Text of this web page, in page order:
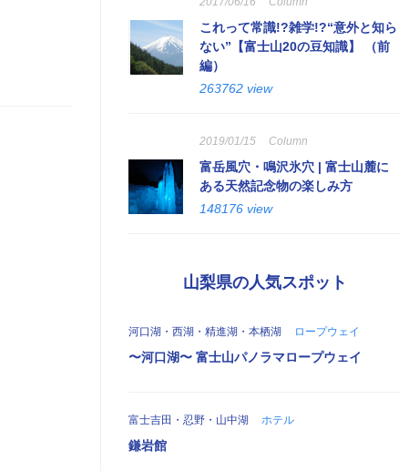
これって常識!?雑学!?“意外と知ら
ない”【富士山20の豆知識】 （前
編）
263762 view
2019/01/15 Column
富岳風穴・鳴沢氷穴 | 富士山麓に
ある天然記念物の楽しみ方
148176 view
山梨県の人気スポット
河口湖・西湖・精進湖・本栖湖 ロープウェイ
〜河口湖〜 富士山パノラマロープウェイ
富士吉田・忍野・山中湖 ホテル
鎌岩館